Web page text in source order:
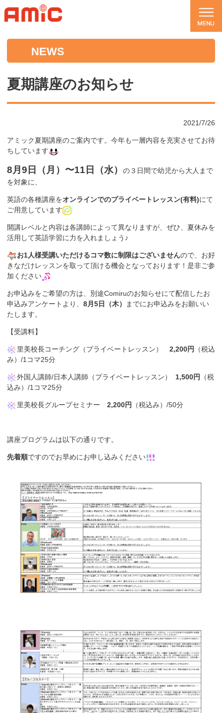
NEWS
夏期講座のお知らせ
2021/7/26
アミック夏期講座のご案内です。今年も一層内容を充実させてお待
ちしています
8月9日（月）〜11日（水） の３日間で幼児から大人まで
を対象に、
英語の各種講座をオンラインでのプライベートレッスン(有料)にて
ご用意しています
開講レベルと内容は各講師によって異なりますが、ぜひ、夏休みを
活用して英語学習に力を入れましょう♪
お1人様受講いただけるコマ数に制限はございませんので、お好
きなだけレッスンを取って頂ける機会となっております！是非ご参
加ください
お申込みをご希望の方は、 別途Comiruのお知らせにて配信したお
申込みアンケートより、 8月5日（木） までにお申込みをお願いい
たします。
【受講料】
里美校長コーチング（プライベートレッスン） 2,200円
（税込
み）/1コマ25分
外国人講師/日本人講師（プライベートレッスン） 1,500円
（税
込み）/1コマ25分
里美校長グループセミナー 2,200円 （税込み）/50分
講座プログラムは以下の通りです。
先着順ですのでお早めにお申し込みください